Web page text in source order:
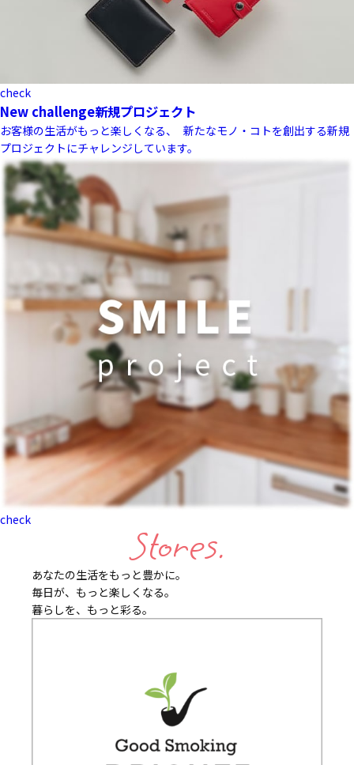
check
New challenge新規プロジェクト
お客様の生活がもっと楽しくなる、 新たなモノ・コトを創出する新規
プロジェクトにチャレンジしています。
check
Stores.
あなたの生活をもっと豊かに。
毎日が、もっと楽しくなる。
暮らしを、もっと彩る。